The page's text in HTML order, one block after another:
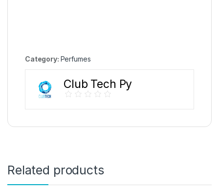
Category: Perfumes
Club Tech Py
Related products